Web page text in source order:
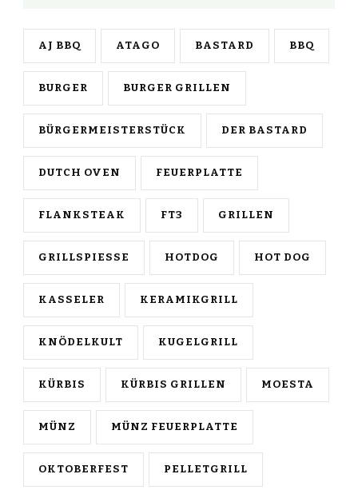
AJ BBQ ATAGO BASTARD BBQ
BURGER BURGER GRILLEN
BÜRGERMEISTERSTÜCK DER BASTARD
DUTCH OVEN FEUERPLATTE
FLANKSTEAK FT3 GRILLEN
GRILLSPIESSE HOTDOG HOT DOG
KASSELER KERAMIKGRILL
KNÖDELKULT KUGELGRILL
KÜRBIS KÜRBIS GRILLEN MOESTA
MÜNZ MÜNZ FEUERPLATTE
OKTOBERFEST PELLETGRILL